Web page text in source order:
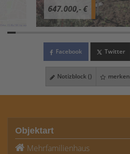
647.000,- €
Facebook Twitter
Notizblock () merken
Objektart
Mehrfamilienhaus